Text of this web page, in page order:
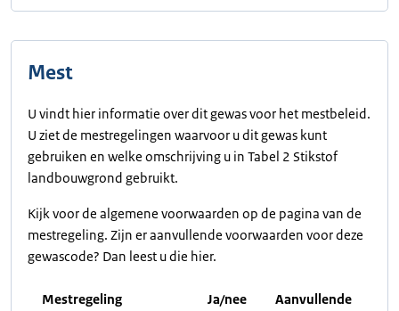
Mest
U vindt hier informatie over dit gewas voor het mestbeleid.
U ziet de mestregelingen waarvoor u dit gewas kunt
gebruiken en welke omschrijving u in Tabel 2 Stikstof
landbouwgrond gebruikt.
Kijk voor de algemene voorwaarden op de pagina van de
mestregeling. Zijn er aanvullende voorwaarden voor deze
gewascode? Dan leest u die hier.
Mestregeling Ja/nee
Aanvullende